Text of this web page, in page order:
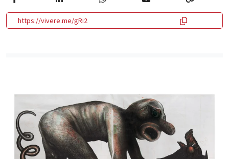
https://vivere.me/gRi2